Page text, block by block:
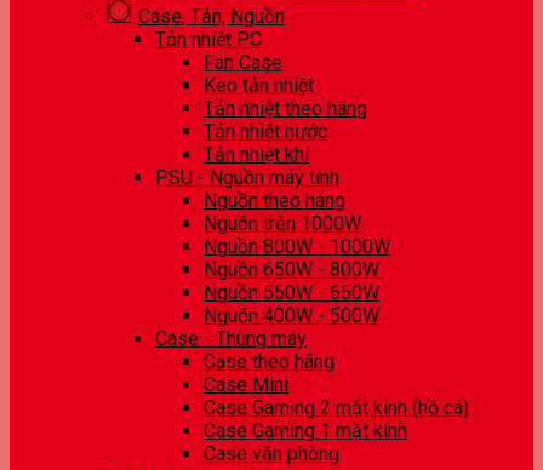
Case, Tản, Nguồn
Tản nhiệt PC
Fan Case
Keo tản nhiệt
Tản nhiệt theo hãng
Tản nhiệt nước
Tản nhiệt khí
PSU - Nguồn máy tính
Nguồn theo hãng
Nguồn trên 1000W
Nguồn 800W - 1000W
Nguồn 650W - 800W
Nguồn 550W - 650W
Nguồn 400W - 500W
Case - Thùng máy
Case theo hãng
Case Mini
Case Gaming 2 mặt kính (hồ cá)
Case Gaming 1 mặt kính
Case văn phòng